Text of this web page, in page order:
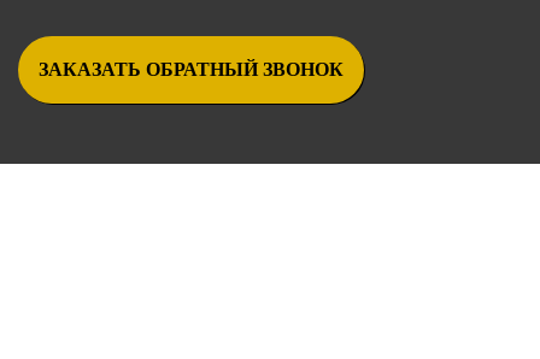
ЗАКАЗАТЬ ОБРАТНЫЙ ЗВОНОК